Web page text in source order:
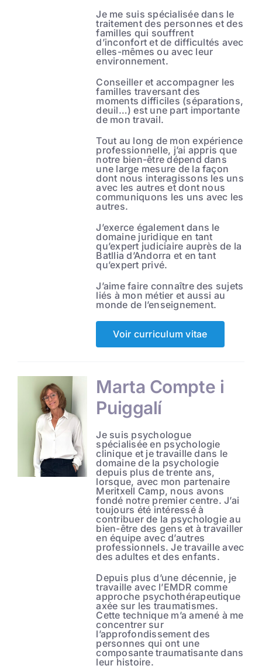
Je me suis spécialisée dans le
traitement des personnes et des
familles qui souffrent
d’inconfort et de difficultés avec
elles-mêmes ou avec leur
environnement.
Conseiller et accompagner les
familles traversant des
moments difficiles (séparations,
deuil…) est une part importante
de mon travail.
Tout au long de mon expérience
professionnelle, j’ai appris que
notre bien-être dépend dans
une large mesure de la façon
dont nous interagissons les uns
avec les autres et dont nous
communiquons les uns avec les
autres.
J’exerce également dans le
domaine juridique en tant
qu’expert judiciaire auprès de la
Batllia d’Andorra et en tant
qu’expert privé.
J’aime faire connaître des sujets
liés à mon métier et aussi au
monde de l’enseignement.
Voir curriculum vitae
Marta Compte i
Puiggalí
Je suis psychologue
spécialisée en psychologie
clinique et je travaille dans le
domaine de la psychologie
depuis plus de trente ans,
lorsque, avec mon partenaire
Meritxell Camp, nous avons
fondé notre premier centre. J’ai
toujours été intéressé à
contribuer de la psychologie au
bien-être des gens et à travailler
en équipe avec d’autres
professionnels. Je travaille avec
des adultes et des enfants.
Depuis plus d’une décennie, je
travaille avec l’EMDR comme
approche psychothérapeutique
axée sur les traumatismes.
Cette technique m’a amené à me
concentrer sur
l’approfondissement des
personnes qui ont une
composante traumatisante dans
leur histoire.